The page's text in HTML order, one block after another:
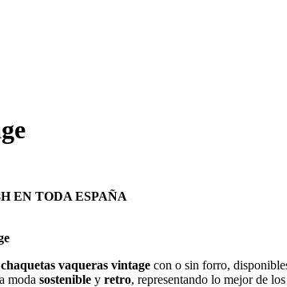
chaquetas vaqueras vintage con o sin forro,
moda sostenible y retro, representando lo mejor de los